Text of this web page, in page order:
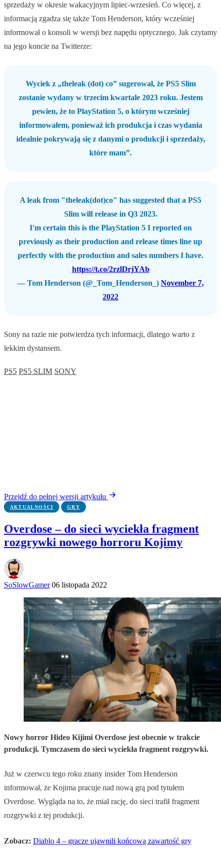
sprzedaży w okresie wakacyjnym lipiec-wrzesień. Co więcej, z
informacją zgadza się także Tom Henderson, który wcześniej
informował o konsoli w wersji bez napędu optycznego. Jak czytamy
na jego koncie na Twitterze:
Wyciek z „theleak (dot) co” sugerował, że PS5 Slim
zostanie wydany w trzecim kwartale 2023 roku. Jestem
pewien, że to PlayStation 5, o którym wcześniej
informowałem, ponieważ ich produkcja i czas wydania
idealnie pokrywają się z danymi o produkcji i sprzedaży,
które mam”.
A leak from "theleak(dot)co" has suggested that a PS5
Slim will release in Q3 2023.
I'm certain this is the PlayStation 5 I reported on
previously as their production and release times line up
perfectly with the production and sales numbers I have.
https://t.co/2rzlDrjYAb
— Tom Henderson (@_Tom_Henderson_) November 7,
2022
Sony na razie nie potwierdza tych informacji, dlatego warto z
lekkim dystansem.
PS5 PS5 SLIM SONY
Przejdź do pełnej wersji artykułu
AKTUALNOŚCI GRY
Overdose – do sieci wyciekła fragment
rozgrywki nowego horroru Kojimy
SoSlowGamer 06 listopada 2022
Nowy horror Hideo Kijimi Overdose jest obecnie w trakcie
produkcji. Tymczasem do sieci wyciekła fragment rozgrywki.
Już w czerwcu tego roku znany insider Tom Henderson
informował, że Kojima pracuje nad nową grą pod tytułem
Overdose. Wygląda na to, że miał rację, do sieci trafił fragment
rozgrywki z tej produkcji.
Zobacz: Diablo 4 – gracze ujawnili końcową zawartość gry